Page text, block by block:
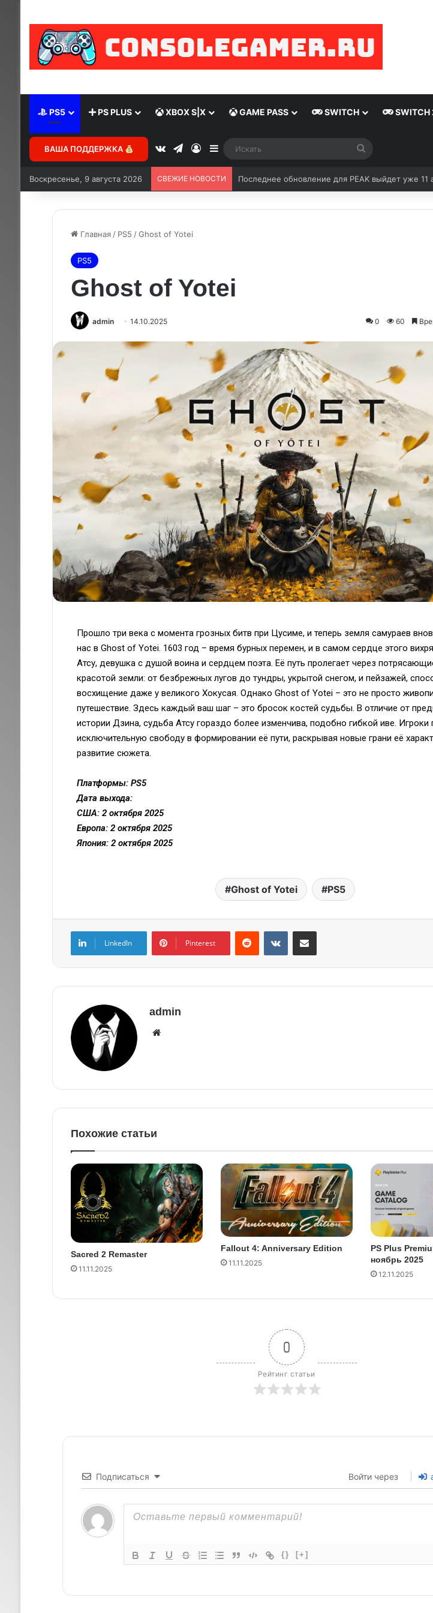
PS5 PS PLUS XBOX S|X GAME PASS SWITCH SWITCH
ВАША ПОДДЕРЖКА
Воскресенье, 9 августа 2026 СВЕЖИЕ НОВОСТИ Последнее обновление для PEAK выйдет уже 11
Главная / PS5 /Ghost of Yotei
PS5
Ghost of Yotei
admin 14.10.2025 0 60
Прошло три века с момента грозных битв при Цусиме, и теперь земля самураев
нас в Ghost of Yotei. 1603 год – время бурных перемен, и в самом сердце этого
Атсу, девушка с душой воина и сердцем поэта. Её путь пролегает через
красотой земли: от безбрежных лугов до тундры, укрытой снегом, и пейзажей,
восхищение даже у великого Хокусая. Однако Ghost of Yotei – это не просто
путешествие. Здесь каждый ваш шаг – это бросок костей судьбы. В отличие от
истории Дзина, судьба Атсу гораздо более изменчива, подобно гибкой иве. Игроки
исключительную свободу в формировании её пути, раскрывая новые грани её
развитие сюжета.
Платформы: PS5
Дата выхода:
США: 2 октября 2025
Европа: 2 октября 2025
Япония: 2 октября 2025
Ghost of Yotei PS5
LinkedIn Pinterest
admin
Похожие статьи
Sacred 2 Remaster
11.11.2025
Fallout 4: Anniversary Edition
11.11.2025
PS Plus
ноябрь 2025
12.11.2025
0
Рейтинг статьи
Подписаться Войти через
{} [+]